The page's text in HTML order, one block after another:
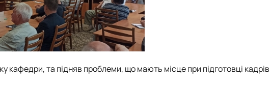
кафедри, та підняв проблеми, що мають місце при підготовці